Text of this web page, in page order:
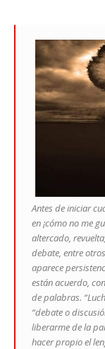
Antes de iniciar
en ¡cómo no me
altercado,
debate, entre
aparece
están acuerdo,
de palabras.
“debate o
liberarme de la
hacer propio el